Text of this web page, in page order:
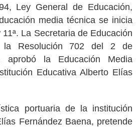
Ley General de Educación,
media técnica se inicia
La Secretaria de Educación
la Resolución 702 del 2 de
aprobó la Educación Media
Educativa Alberto Elías
portuaria de la institución
Fernández Baena, pretende